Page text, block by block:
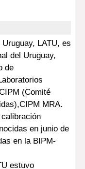
LATU, es
del Uruguay,
de
(Comité
MRA.
en junio de
en la BIPM-
estuvo